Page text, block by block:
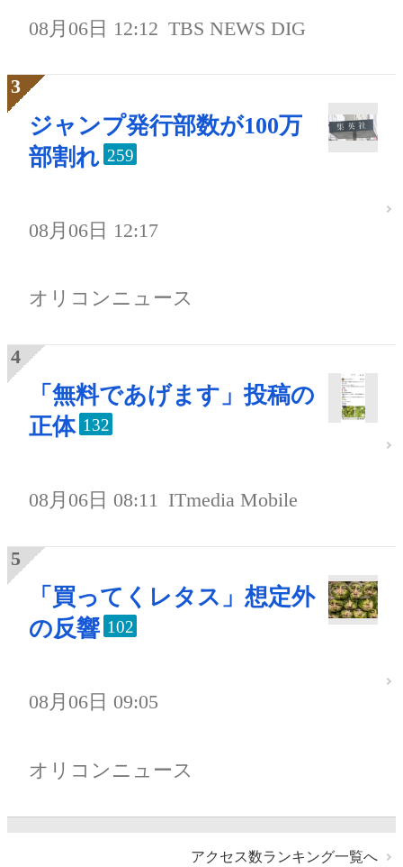
08月06日 12:12 TBS NEWS DIG
ジャンプ発行部数が100万
部割れ 259
08月06日 12:17
オリコンニュース
「無料であげます」投稿の
正体 132
08月06日 08:11 ITmedia Mobile
「買ってくレタス」想定外
の反響 102
08月06日 09:05
オリコンニュース
アクセス数ランキング一覧へ